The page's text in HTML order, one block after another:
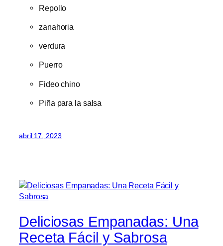
Repollo
zanahoria
verdura
Puerro
Fideo chino
Piña para la salsa
abril 17, 2023
Deliciosas Empanadas: Una
Receta Fácil y Sabrosa